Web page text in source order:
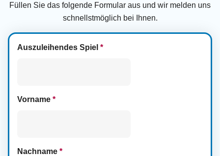
Füllen Sie das folgende Formular aus und wir melden uns
schnellstmöglich bei Ihnen.
Auszuleihendes Spiel *
Vorname *
Nachname *